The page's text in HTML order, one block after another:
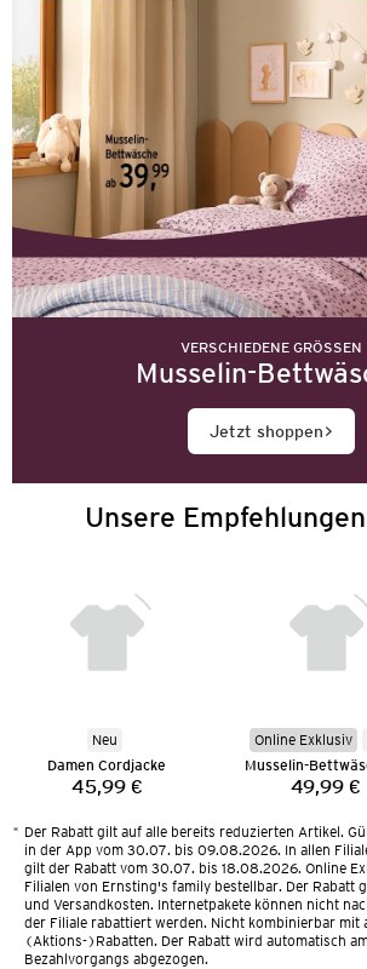
VERSCHIEDENE GRÖSSEN
Musselin-
Jetzt shoppen
Unsere
Neu
Damen Cordjacke
Preis:
45,99 €
Online Exklusiv
Preis:
49,99 €
* Der Rabatt gilt auf alle bereits reduzierten Artikel.
in der App vom 30.07. bis 09.08.2026. In allen
gilt der Rabatt vom 30.07. bis 18.08.2026. Online
Filialen von Ernsting's family bestellbar. Der Rabatt
und Versandkosten. Internetpakete können nicht
der Filiale rabattiert werden. Nicht kombinierbar mit
(Aktions-)Rabatten. Der Rabatt wird automatisch
Bezahlvorgangs abgezogen.